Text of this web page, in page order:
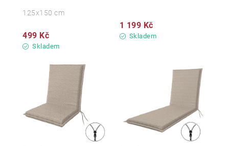
Skladem
499 Kč
125x150 cm
Skladem
1 199 Kč